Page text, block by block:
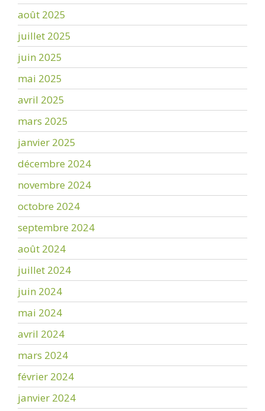
août 2025
juillet 2025
juin 2025
mai 2025
avril 2025
mars 2025
janvier 2025
décembre 2024
novembre 2024
octobre 2024
septembre 2024
août 2024
juillet 2024
juin 2024
mai 2024
avril 2024
mars 2024
février 2024
janvier 2024